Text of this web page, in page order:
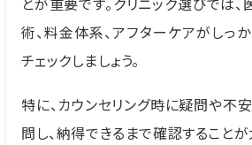
術、料金体系、アフターケアがしっ
チェックしましょう。
特に、カウンセリング時に疑問や不
問し、納得できるまで確認することが